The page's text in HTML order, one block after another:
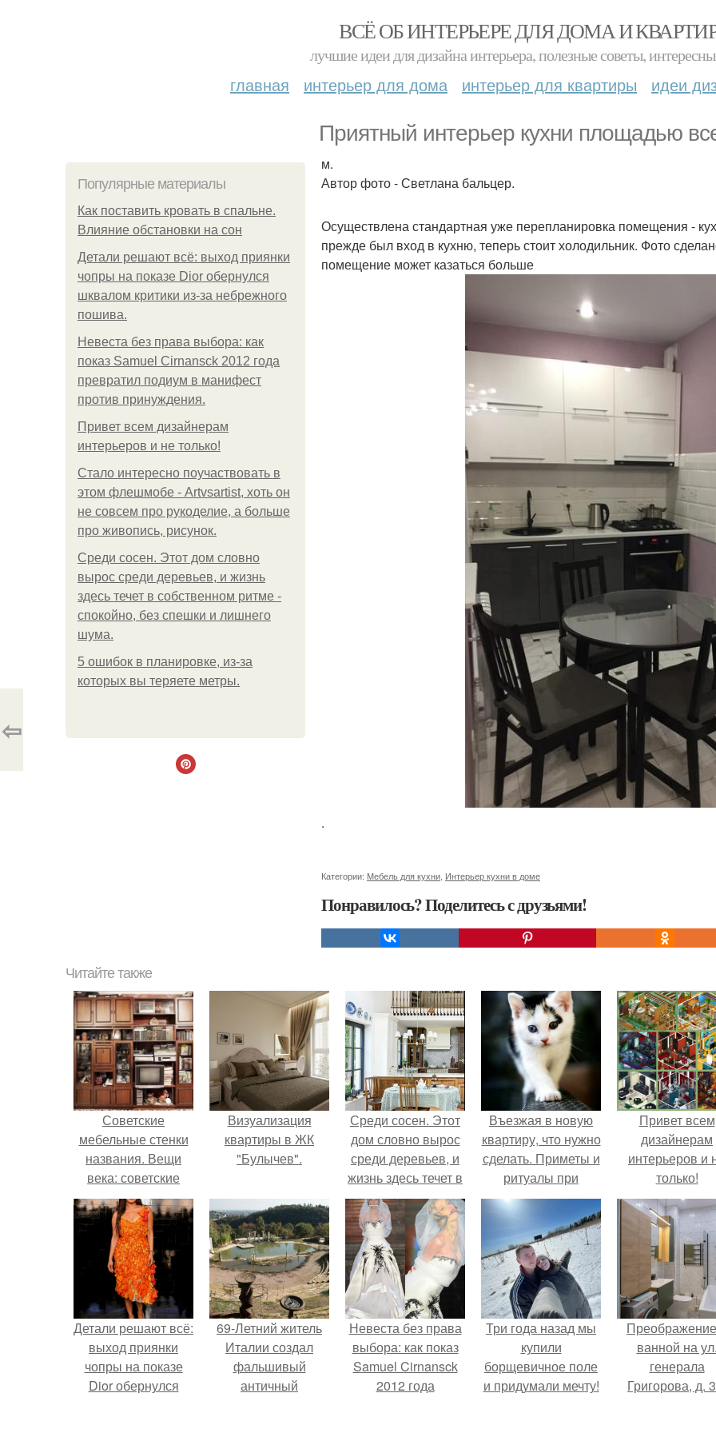
ВСЁ ОБ ИНТЕРЬЕРЕ ДЛЯ ДОМА И
лучшие идеи для дизайна интерьера, полезные советы,
главная интерьер для дома интерьер для квартиры идеи
Приятный интерьер кухни площадью
Популярные материалы
Как поставить кровать в спальне.
Влияние обстановки на сон
Детали решают всё: выход приянки
чопры на показе Dior обернулся
шквалом критики из-за небрежного
пошива.
Невеста без права выбора: как
показ Samuel Cirnansck 2012 года
превратил подиум в манифест
против принуждения.
Привет всем дизайнерам
интерьеров и не только!
Стало интересно поучаствовать в
этом флешмобе - Artvsartist, хоть он
не совсем про рукоделие, а больше
про живопись, рисунок.
Среди сосен. Этот дом словно
вырос среди деревьев, и жизнь
здесь течет в собственном ритме -
спокойно, без спешки и лишнего
шума.
5 ошибок в планировке, из-за
которых вы теряете метры.
м.
Автор фото - Светлана бальцер.
Осуществлена стандартная уже перепланировка помещения -
прежде был вход в кухню, теперь стоит холодильник. Фото
помещение может казаться больше
.
Категории: Мебель для кухни Интерьер кухни в доме
Понравилось? Поделитесь с друзьями!
⇦
Читайте также
Советские
мебельные стенки
названия. Вещи
века: советские
стенки 80-х.
Визуализация
квартиры в ЖК
"Булычев".
Среди сосен. Этот
дом словно вырос
среди деревьев, и
жизнь здесь течет в
собственном ритме
- спокойно, без
спешки и лишнего
шума.
Въезжая в новую
квартиру, что нужно
сделать. Приметы и
ритуалы при
новоселье
Привет всем
дизайнерам
интерьеров и
только!
Детали решают всё:
выход приянки
чопры на показе
Dior обернулся
69-Летний житель
Италии создал
фальшивый
античный
Невеста без права
выбора: как показ
Samuel Cirnansck
2012 года
Три года назад мы
купили
борщевичное поле
и придумали мечту!
ванной на
генерала
Григорова, д.